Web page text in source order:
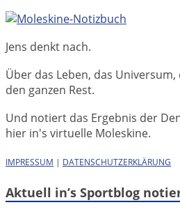
Jens denkt nach.
Über das Leben, das Universum,
den ganzen Rest.
Und notiert das Ergebnis der
hier in's virtuelle Moleskine.
IMPRESSUM | DATENSCHUTZERKLÄRUNG
Aktuell in’s Sportblog